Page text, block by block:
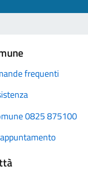
frequenti
0825 875100